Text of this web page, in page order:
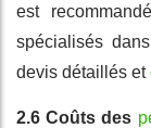
est
spécialisés
devis détaillés et
2.6 Coûts des